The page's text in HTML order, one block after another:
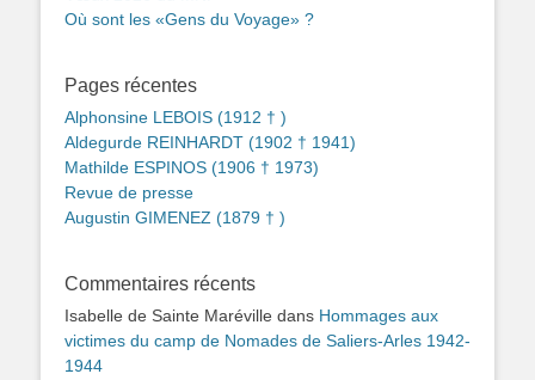
Où sont les «Gens du Voyage» ?
Pages récentes
Alphonsine LEBOIS (1912 † )
Aldegurde REINHARDT (1902 † 1941)
Mathilde ESPINOS (1906 † 1973)
Revue de presse
Augustin GIMENEZ (1879 † )
Commentaires récents
Isabelle de Sainte Maréville dans Hommages aux
victimes du camp de Nomades de Saliers-Arles 1942-
1944